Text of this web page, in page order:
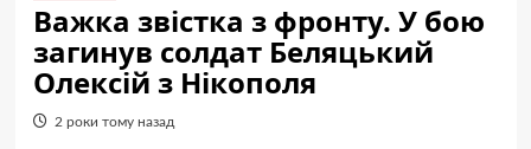
Важка звістка з фронту. У бою
загинув солдат Беляцький
Олексій з Нікополя
2 роки тому назад